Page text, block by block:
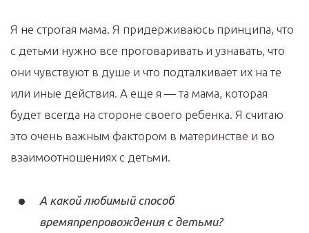
Я не строгая мама. Я придерживаюсь принципа, что
с детьми нужно все проговаривать и узнавать, что
они чувствуют в душе и что подталкивает их на те
или иные действия. А еще я — та мама, которая
будет всегда на стороне своего ребенка. Я считаю
это очень важным фактором в материнстве и во
взаимоотношениях с детьми.
А какой любимый способ
времяпрепровождения с детьми?